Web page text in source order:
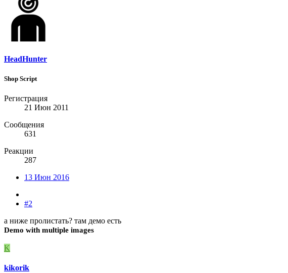
HeadHunter
Shop Script
Регистрация
21 Июн 2011
Сообщения
631
Реакции
287
13 Июн 2016
#2
а ниже пролистать? там демо есть
Demo with multiple images
K
kikorik